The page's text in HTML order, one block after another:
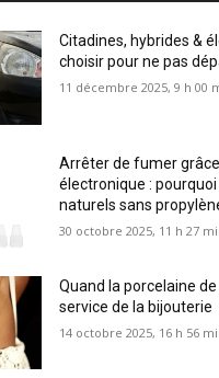
Citadines, hybrides &
choisir pour ne pas
11 décembre 2025, 9 h 00
Arrêter de fumer
électronique :
naturels sans
30 octobre 2025, 11 h 27
Quand la porcelaine
service de la bijouterie
14 octobre 2025, 16 h 56